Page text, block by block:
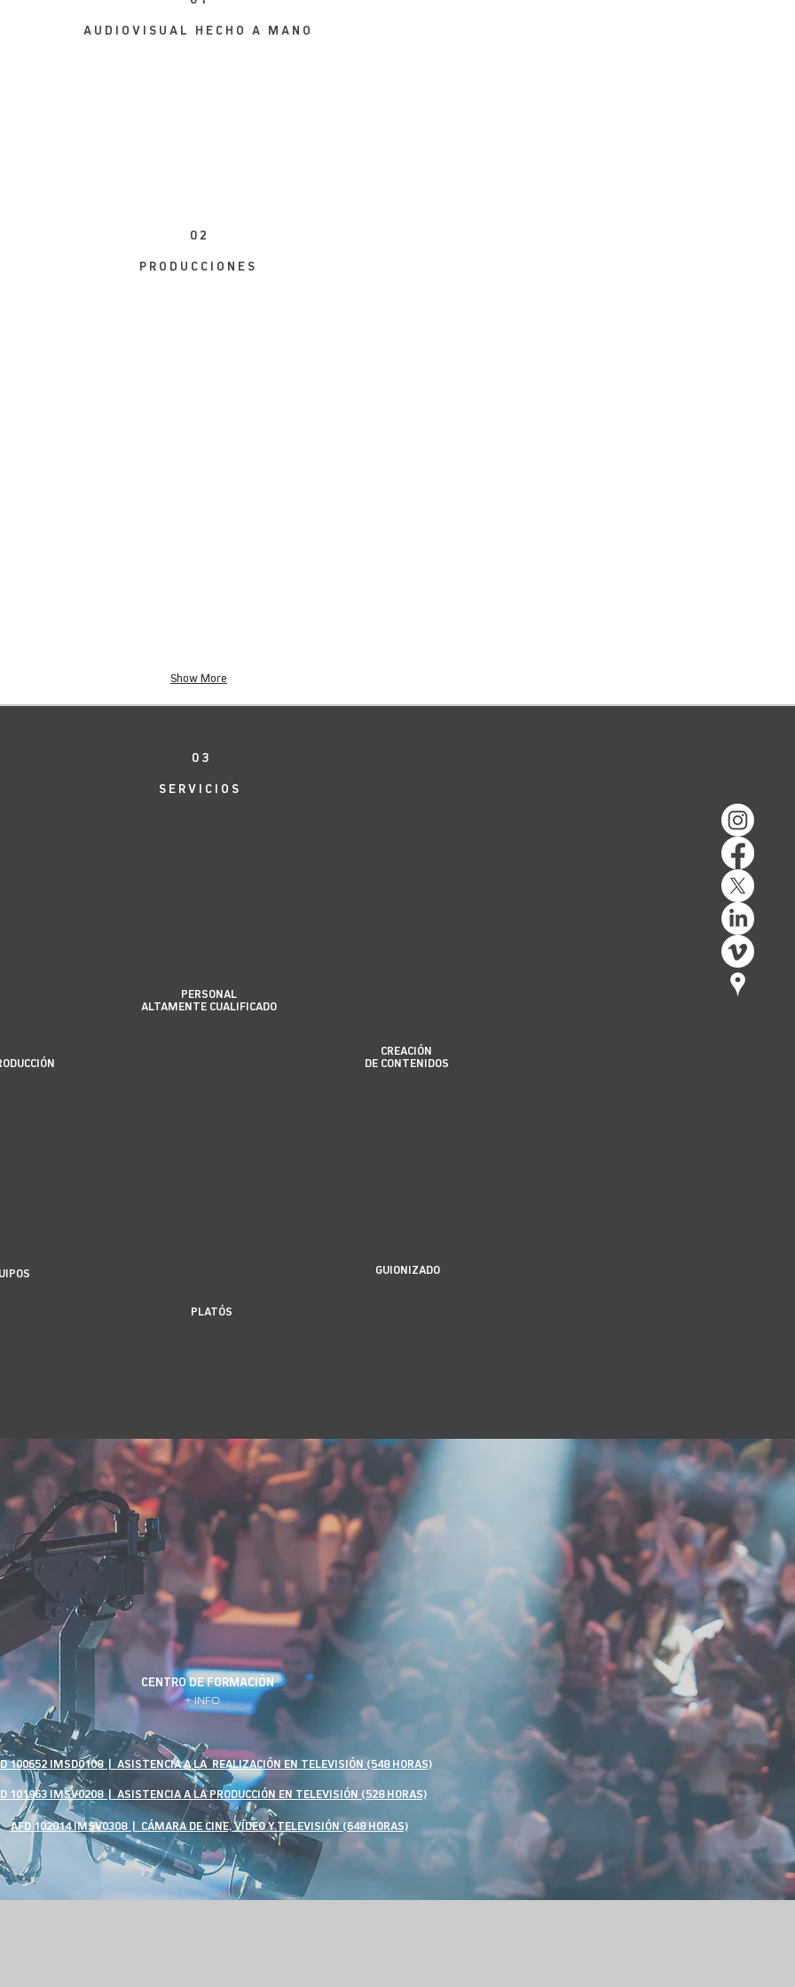
AUDIOVISUAL HECHO A MANO
0 2
PRODUCCIONES
Show More
0 3
SERVICIOS
PERSONAL
ALTAMENTE CUALIFICADO
CREACIÓN
DE CONTENIDOS
GUIONIZADO
PLATÓS
Ysi quieres aprender…
CENTRO DE FORMACIÓN
+ INFO
100652 IMSD0108 | ASISTENCIA A LA REALIZACIÓN EN TELEVISIÓN (548 HORAS)
101963 IMSV0208 | ASISTENCIA A LA PRODUCCIÓN EN TELEVISIÓN (528 HORAS)
AFD 102014 IMSV0308 | CÁMARA DE CINE, VÍDEO Y TELEVISIÓN (648 HORAS)